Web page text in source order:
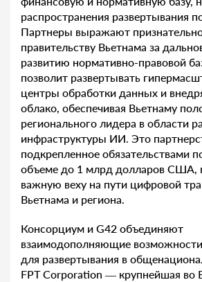
распространения развертывания
Партнеры выражают
правительству Вьетнама за
развитию нормативно-правовой
позволит развертывать
центры обработки данных и
облако, обеспечивая Вьетнаму
регионального лидера в области
инфраструктуры ИИ. Это
подкрепленное обязательствами
объеме до 1 млрд долларов США,
важную веху на пути цифровой
Вьетнама и региона.
Консорциум и G42 объединяют
взаимодополняющие
для развертывания в
FPT Corporation — крупнейшая во